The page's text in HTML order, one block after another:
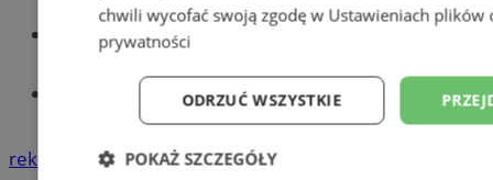
Wiadomości lokalne
Tworzenie stron www - Wodzisław
reklama
chwili wycofać swoją zgodę w Ustawieniach plików
prywatności
ODRZUĆ WSZYSTKIE
POKAŻ SZCZEGÓŁY